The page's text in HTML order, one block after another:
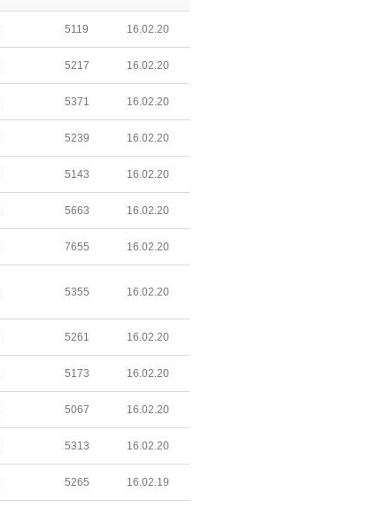
5119 16.02.20
5217 16.02.20
5371 16.02.20
5239 16.02.20
5143 16.02.20
5663 16.02.20
7655 16.02.20
5355 16.02.20
5261 16.02.20
5173 16.02.20
5067 16.02.20
5313 16.02.20
5265 16.02.19